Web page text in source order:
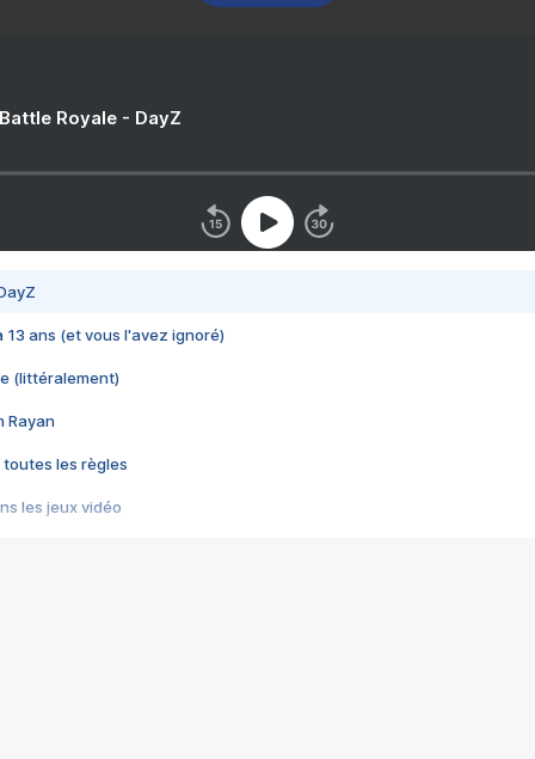
Royale - DayZ
13 ans (et vous l'avez ignoré)
(littéralement)
Rayan
toutes les règles
les jeux vidéo